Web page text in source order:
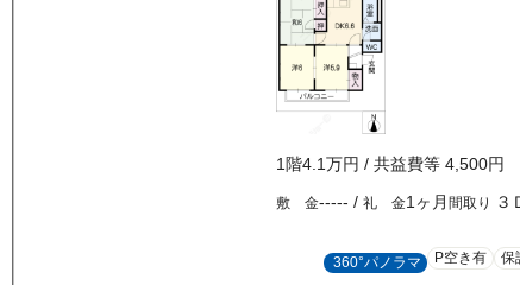
1階4.1万円 / 共益費等 4,500円
敷 金----- / 礼 金1ヶ月 間取り ３
360°パノラマ P空き有 保